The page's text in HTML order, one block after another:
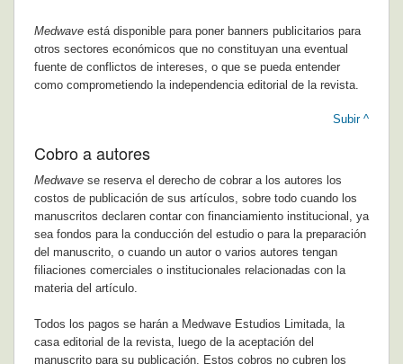
Medwave está disponible para poner banners publicitarios para
otros sectores económicos que no constituyan una eventual
fuente de conflictos de intereses, o que se pueda entender
como comprometiendo la independencia editorial de la revista.
Subir ^
Cobro a autores
Medwave se reserva el derecho de cobrar a los autores los
costos de publicación de sus artículos, sobre todo cuando los
manuscritos declaren contar con financiamiento institucional, ya
sea fondos para la conducción del estudio o para la preparación
del manuscrito, o cuando un autor o varios autores tengan
filiaciones comerciales o institucionales relacionadas con la
materia del artículo.
Todos los pagos se harán a Medwave Estudios Limitada, la
casa editorial de la revista, luego de la aceptación del
manuscrito para su publicación. Estos cobros no cubren los